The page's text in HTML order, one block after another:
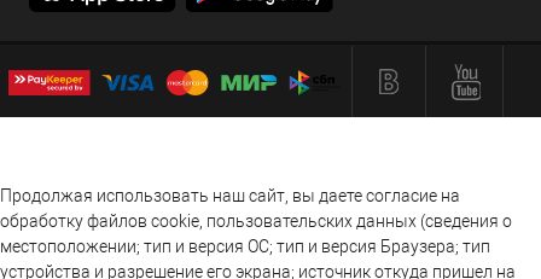
Продолжая использовать наш сайт, вы даете согласие на
обработку файлов cookie, пользовательских данных (сведения о
местоположении; тип и версия ОС; тип и версия Браузера; тип
устройства и разрешение его экрана; источник откуда пришел на